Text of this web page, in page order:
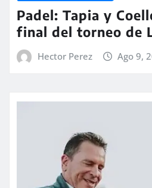
Padel: Tapia y
final del torneo de
Hector Perez Ago 9,